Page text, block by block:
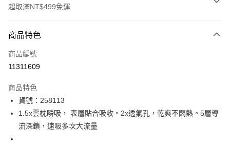
超取滿NT$499免運
icash Pay
信用卡一次付款
LINE Pay
Apple Pay
商品特色
商品編號
11311609
商品特色
貨號：258113
1.5x雲枕瞬吸， 表層貼合吸收。2x透氣孔，乾爽不悶熱。5層導
流深鎖，速吸多次大流量